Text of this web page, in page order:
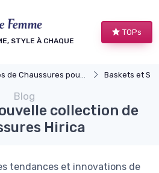
STYLE À CHAQUE
TOPs
Chaussures pour Femmes Baskets et
Blog
collection de
Hirica
tendances et innovations de